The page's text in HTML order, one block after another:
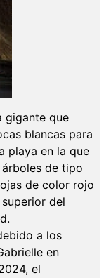
gigante que
blancas para
playa en la que
de tipo
de color rojo
del
a los
en
el